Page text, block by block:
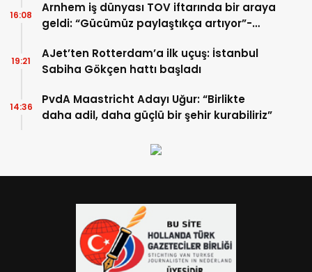
Arnhem iş dünyası TOV iftarında bir araya
geldi: “Gücümüz paylaştıkça artıyor”-
16:08
AJet’ten Rotterdam’a ilk uçuş: İstanbul
Sabiha Gökçen hattı başladı
19:21
PvdA Maastricht Adayı Uğur: “Birlikte
daha adil, daha güçlü bir şehir kurabiliriz”
14:36